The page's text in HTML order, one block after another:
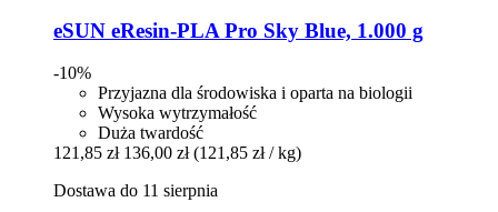
eSUN eResin-​PLA Pro Sky Blue, 1.000 g
-10%
Przyjazna dla środowiska i oparta na biologii
Wysoka wytrzymałość
Duża twardość
121,85 zł 136,00 zł (121,85 zł / kg)
Dostawa do 11 sierpnia